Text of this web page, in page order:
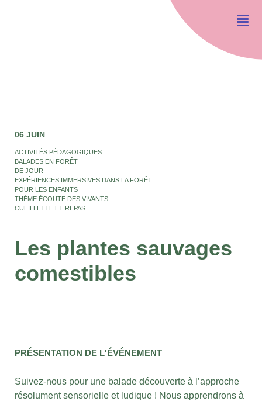
06 JUIN
ACTIVITÉS PÉDAGOGIQUES
BALADES EN FORÊT
DE JOUR
EXPÉRIENCES IMMERSIVES DANS LA FORÊT
POUR LES ENFANTS
THÈME ÉCOUTE DES VIVANTS
CUEILLETTE ET REPAS
Les plantes sauvages
comestibles
PRÉSENTATION DE L'ÉVÉNEMENT
Suivez-nous pour une balade découverte à l’approche
résolument sensorielle et ludique ! Nous apprendrons à